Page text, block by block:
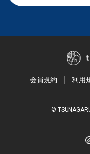
会員規約 利用
©